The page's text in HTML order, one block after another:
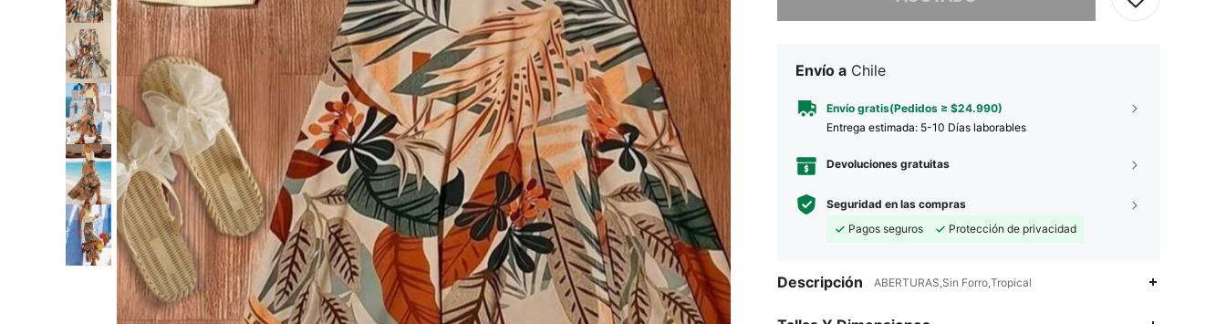
Envío a Chile
Envío gratis(Pedidos ≥ $24.990)
Entrega estimada: 5-10 Días laborables
Devoluciones gratuitas
Seguridad en las compras
Pagos seguros
Protección de privacidad
Descripción ABERTURAS,Sin Forro,Tropical